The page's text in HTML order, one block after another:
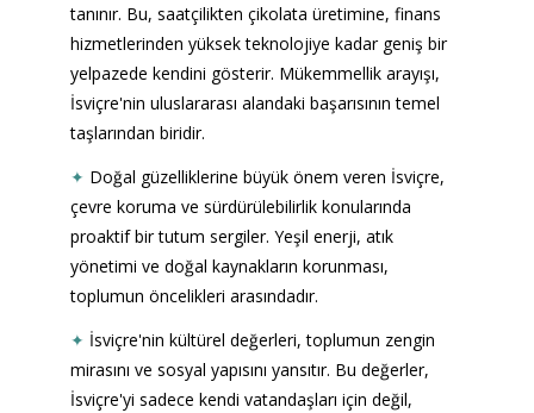
tanınır. Bu, saatçilikten çikolata üretimine, finans
hizmetlerinden yüksek teknolojiye kadar geniş bir
yelpazede kendini gösterir. Mükemmellik arayışı,
İsviçre'nin uluslararası alandaki başarısının temel
taşlarından biridir.
✦ Doğal güzelliklerine büyük önem veren İsviçre,
çevre koruma ve sürdürülebilirlik konularında
proaktif bir tutum sergiler. Yeşil enerji, atık
yönetimi ve doğal kaynakların korunması,
toplumun öncelikleri arasındadır.
✦ İsviçre'nin kültürel değerleri, toplumun zengin
mirasını ve sosyal yapısını yansıtır. Bu değerler,
İsviçre'yi sadece kendi vatandaşları için değil,